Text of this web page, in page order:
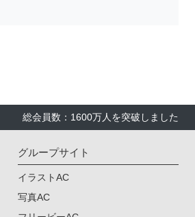
総会員数：1600万人を突破しました
グループサイト
イラストAC
写真AC